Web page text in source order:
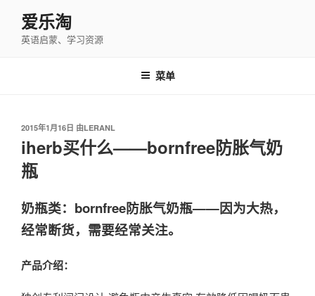
爱乐淘
英语启蒙、学习资源
菜单
发
布
于
2015年1月16日 由LERANL
iherb买什么——bornfree防胀气奶
瓶
奶瓶类：bornfree防胀气奶瓶——因为大热，
经常断货，需要经常关注。
产品介绍：